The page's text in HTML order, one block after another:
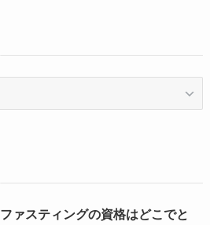
ファスティングの資格はどこでと